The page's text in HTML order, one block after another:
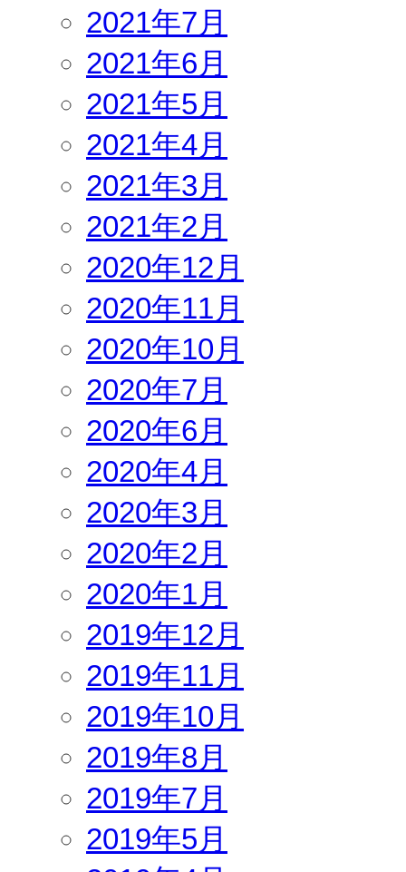
2021年7月
2021年6月
2021年5月
2021年4月
2021年3月
2021年2月
2020年12月
2020年11月
2020年10月
2020年7月
2020年6月
2020年4月
2020年3月
2020年2月
2020年1月
2019年12月
2019年11月
2019年10月
2019年8月
2019年7月
2019年5月